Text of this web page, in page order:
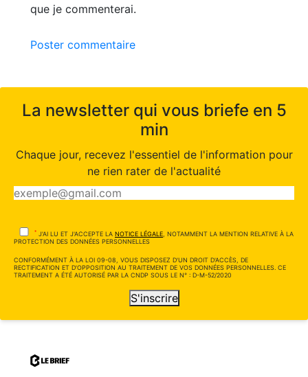
que je commenterai.
Poster commentaire
La newsletter qui vous briefe en 5
min
Chaque jour, recevez l'essentiel de l'information pour
ne rien rater de l'actualité
* J'AI LU ET J'ACCEPTE LA NOTICE LÉGALE , NOTAMMENT LA MENTION RELATIVE À LA
PROTECTION DES DONNÉES PERSONNELLES
CONFORMÉMENT À LA LOI 09-08, VOUS DISPOSEZ D'UN DROIT D'ACCÈS, DE
RECTIFICATION ET D'OPPOSITION AU TRAITEMENT DE VOS DONNÉES PERSONNELLES. CE
TRAITEMENT A ÉTÉ AUTORISÉ PAR LA CNDP SOUS LE N° : D-M-52/2020
S'inscrire